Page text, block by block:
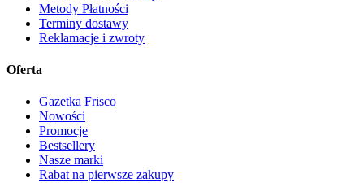
Metody Płatności
Terminy dostawy
Reklamacje i zwroty
Oferta
Gazetka Frisco
Nowości
Promocje
Bestsellery
Nasze marki
Rabat na pierwsze zakupy